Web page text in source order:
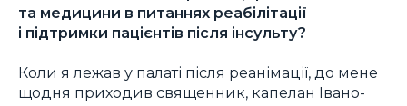
та медицини в питаннях реабілітації
і підтримки пацієнтів після інсульту?
Коли я лежав у палаті після реанімації, до мене
щодня приходив священник, капелан Івано-